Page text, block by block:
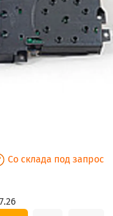
Со склада под запрос